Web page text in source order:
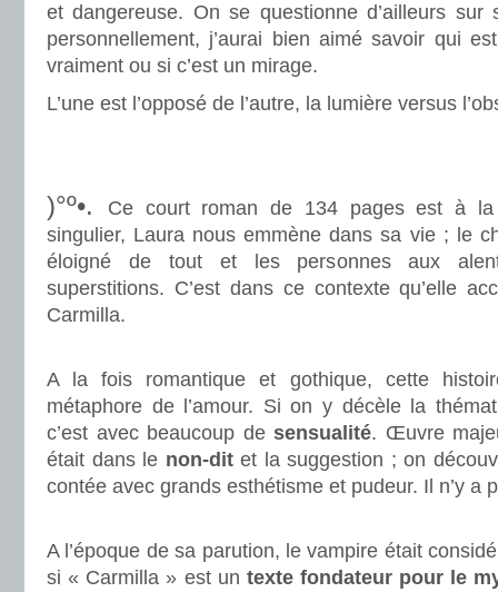
et dangereuse. On se questionne d’ailleurs
personnellement, j’aurai bien aimé savoir qui
vraiment ou si c’est un mirage.
L’une est l’opposé de l’autre, la lumière versus
)°º•.
Ce court roman de 134 pages est à la
singulier, Laura nous emmène dans sa vie ; le
éloigné de tout et les personnes aux
superstitions. C’est dans ce contexte qu’elle
Carmilla.
A la fois romantique et gothique, cette
métaphore de l’amour. Si on y décèle la
c’est avec beaucoup de sensualité. Œuvre
était dans le non-ditet la suggestion ; on
contée avec grands esthétisme et pudeur. Il n’y a
A l’époque de sa parution, le vampire était
si « Carmilla » est un texte fondateur pour le